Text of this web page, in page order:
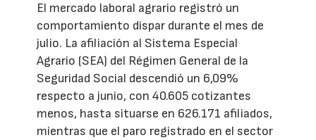
El mercado laboral agrario registró un
comportamiento dispar durante el mes de
julio. La afiliación al Sistema Especial
Agrario (SEA) del Régimen General de la
Seguridad Social descendió un 6,09%
respecto a junio, con 40.605 cotizantes
menos, hasta situarse en 626.171 afiliados,
mientras que el paro registrado en el sector